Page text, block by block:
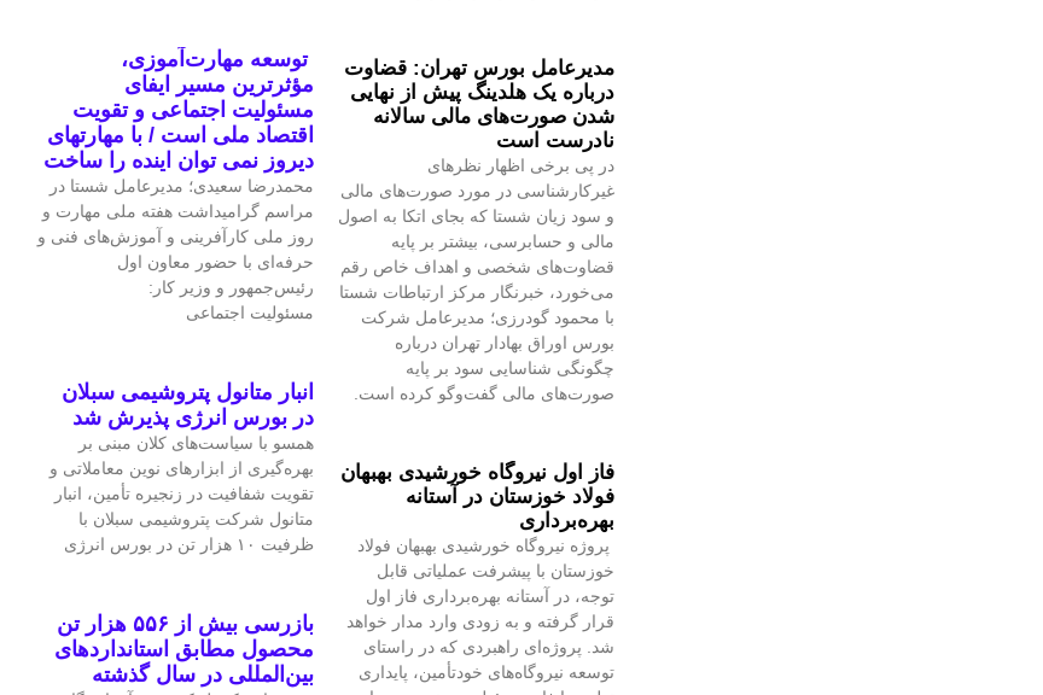
مدیرعامل بورس تهران: قضاوت
درباره یک هلدینگ پیش از نهایی
شدن صورت‌های مالی سالانه
نادرست است
در پی برخی اظهار نظرهای
غیرکارشناسی در مورد صورت‌های مالی
و سود زیان شستا که بجای اتکا به اصول
مالی و حسابرسی، بیشتر بر پایه
قضاوت‌‌های شخصی و اهداف خاص رقم
می‌خورد، خبرنگار مرکز ارتباطات شستا
با محمود گودرزی؛ مدیرعامل شرکت
بورس اوراق بهادار تهران درباره
چگونگی شناسایی سود بر پایه
صورت‌های مالی گفت‌وگو کرده است.
فاز اول نیروگاه خورشیدی بهبهان
فولاد خوزستان در آستانه
بهره‌برداری
پروژه نیروگاه خورشیدی بهبهان فولاد
خوزستان با پیشرفت عملیاتی قابل‌
توجه، در آستانه بهره‌برداری فاز اول
قرار گرفته و به‌ زودی وارد مدار خواهد
شد. پروژه‌ای راهبردی که در راستای
توسعه نیروگاه‌های خودتأمین، پایداری
توسعه مهارت‌آموزی،
مؤثرترین مسیر ایفای
مسئولیت اجتماعی و تقویت
اقتصاد ملی است / با مهارتهای
دیروز نمی توان اینده را ساخت
محمدرضا سعیدی؛ مدیرعامل شستا در
مراسم گرامیداشت هفته ملی مهارت و
روز ملی کارآفرینی و آموزش‌های فنی و
حرفه‌ای با حضور معاون اول
رئیس‌جمهور و وزیر کار:
مسئولیت اجتماعی
انبار متانول پتروشیمی سبلان
در بورس انرژی پذیرش شد
همسو با سیاست‌های کلان مبنی بر
بهره‌گیری از ابزارهای نوین معاملاتی و
تقویت شفافیت در زنجیره تأمین، انبار
متانول شرکت پتروشیمی سبلان با
ظرفیت ۱۰ هزار تن در بورس انرژی
بازرسی بیش از ۵۵۶ هزار تن
محصول مطابق استانداردهای
بین‌المللی در سال گذشته